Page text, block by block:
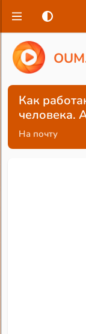
OUM
Как
человека.
На почту